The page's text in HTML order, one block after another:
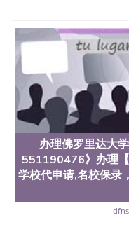
University）圣何塞
University）圣何塞
University）圣何塞
University）圣何塞
University）圣何塞
University）圣何塞
State University）
Jose State
（San Jose State
文凭学位qq微信
学学历 绩单购买学
买澳洲大学毕业证成
业找人做文凭学位qq
昆士兰大学学历成
办理佛罗里达大
551190476》办理
学校代申请,名校保录
dfns